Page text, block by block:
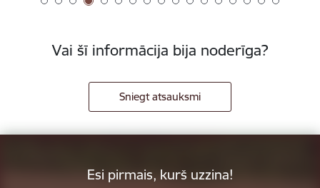
Vai šī informācija bija noderīga?
Sniegt atsauksmi
Esi pirmais, kurš uzzina!